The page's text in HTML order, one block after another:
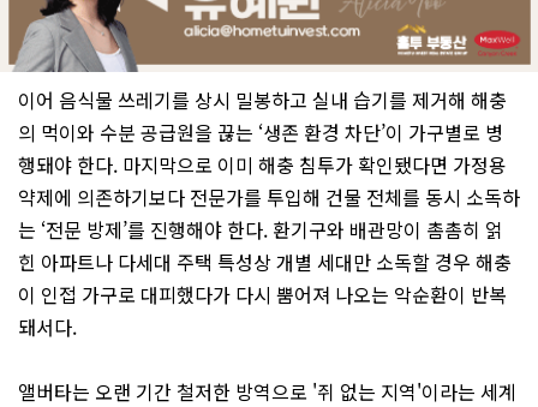
이어 음식물 쓰레기를 상시 밀봉하고 실내 습기를 제거해 해충
의 먹이와 수분 공급원을 끊는 ‘생존 환경 차단’이 가구별로 병
행돼야 한다. 마지막으로 이미 해충 침투가 확인됐다면 가정용
약제에 의존하기보다 전문가를 투입해 건물 전체를 동시 소독하
는 ‘전문 방제’를 진행해야 한다. 환기구와 배관망이 촘촘히 얽
힌 아파트나 다세대 주택 특성상 개별 세대만 소독할 경우 해충
이 인접 가구로 대피했다가 다시 뿜어져 나오는 악순환이 반복
돼서다.
앨버타는 오랜 기간 철저한 방역으로 '쥐 없는 지역'이라는 세계